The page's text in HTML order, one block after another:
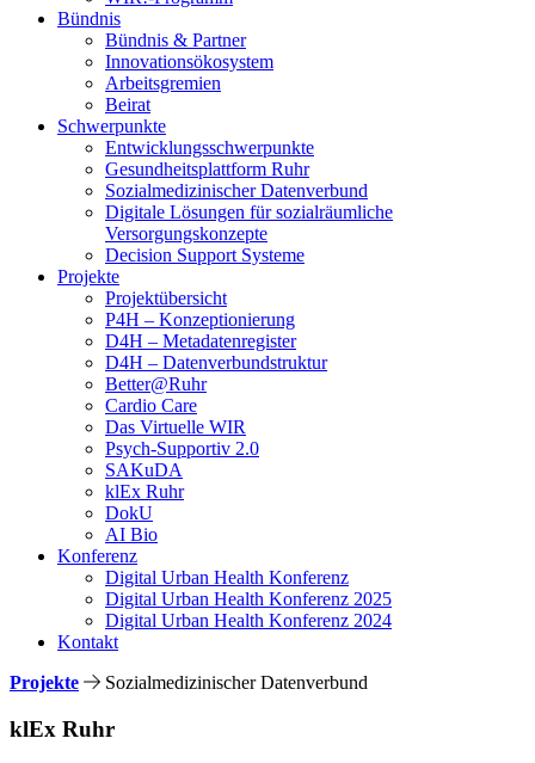
Bündnis
Bündnis & Partner
Innovationsökosystem
Arbeitsgremien
Beirat
Schwerpunkte
Entwicklungsschwerpunkte
Gesundheitsplattform Ruhr
Sozialmedizinischer Datenverbund
Digitale Lösungen für sozialräumliche
Versorgungskonzepte
Decision Support Systeme
Projekte
Projektübersicht
P4H – Konzeptionierung
D4H – Metadatenregister
D4H – Datenverbundstruktur
Better@Ruhr
Cardio Care
Das Virtuelle WIR
Psych-Supportiv 2.0
SAKuDA
klEx Ruhr
DokU
AI Bio
Konferenz
Digital Urban Health Konferenz
Digital Urban Health Konferenz 2025
Digital Urban Health Konferenz 2024
Kontakt
Projekte
Sozialmedizinischer Datenverbund
klEx Ruhr